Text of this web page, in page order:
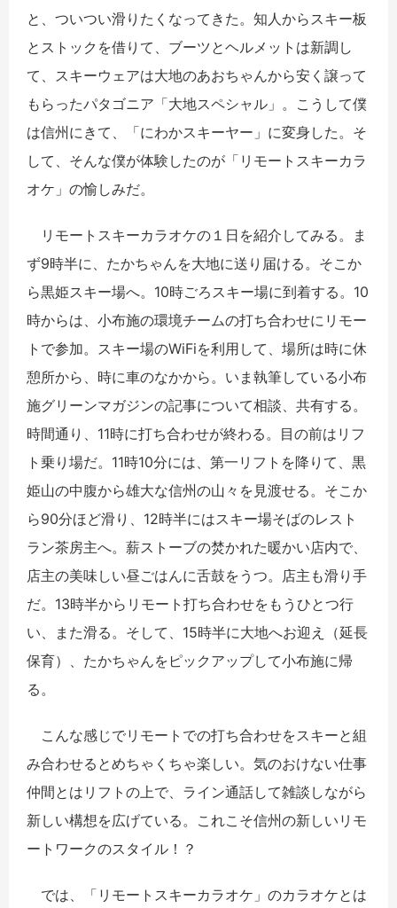
と、ついつい滑りたくなってきた。知人からスキー板
とストックを借りて、ブーツとヘルメットは新調し
て、スキーウェアは大地のあおちゃんから安く譲って
もらったパタゴニア「大地スペシャル」。こうして僕
は信州にきて、「にわかスキーヤー」に変身した。そ
して、そんな僕が体験したのが「リモートスキーカラ
オケ」の愉しみだ。
リモートスキーカラオケの１日を紹介してみる。ま
ず9時半に、たかちゃんを大地に送り届ける。そこか
ら黒姫スキー場へ。10時ごろスキー場に到着する。10
時からは、小布施の環境チームの打ち合わせにリモー
トで参加。スキー場のWiFiを利用して、場所は時に休
憩所から、時に車のなかから。いま執筆している小布
施グリーンマガジンの記事について相談、共有する。
時間通り、11時に打ち合わせが終わる。目の前はリフ
ト乗り場だ。11時10分には、第一リフトを降りて、黒
姫山の中腹から雄大な信州の山々を見渡せる。そこか
ら90分ほど滑り、12時半にはスキー場そばのレスト
ラン茶房主へ。薪ストーブの焚かれた暖かい店内で、
店主の美味しい昼ごはんに舌鼓をうつ。店主も滑り手
だ。13時半からリモート打ち合わせをもうひとつ行
い、また滑る。そして、15時半に大地へお迎え（延長
保育）、たかちゃんをピックアップして小布施に帰
る。
こんな感じでリモートでの打ち合わせをスキーと組
み合わせるとめちゃくちゃ楽しい。気のおけない仕事
仲間とはリフトの上で、ライン通話して雑談しながら
新しい構想を広げている。これこそ信州の新しいリモ
ートワークのスタイル！？
では、「リモートスキーカラオケ」のカラオケとは